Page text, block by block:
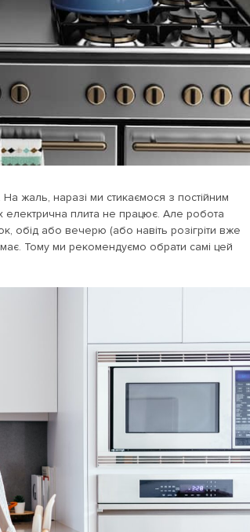
жаль, наразі ми стикаємося з постійним
електрична плита не працює. Але робота
обід або вечерю (або навіть розігріти вже
Тому ми рекомендуємо обрати самі цей